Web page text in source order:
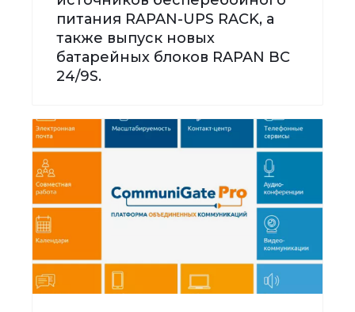
питания RAPAN-UPS RACK, а
также выпуск новых
батарейных блоков RAPAN BC
24/9S.